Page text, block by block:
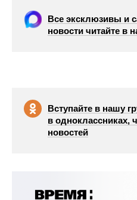
Все эксклюзивы и
новости читайте в
Вступайте в нашу
в одноклассниках,
новостей